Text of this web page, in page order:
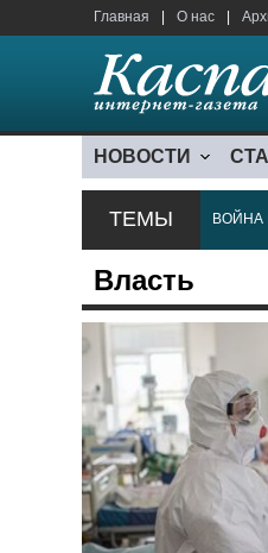
Главная О нас
НОВОСТИ
ТЕМЫ ВОЙНА
Власть